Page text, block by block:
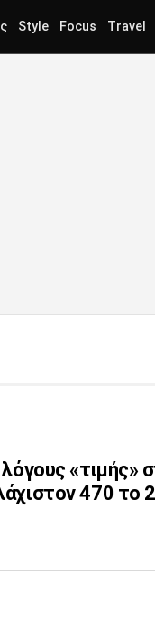
Style Focus Travel
«τιμής»
470 το